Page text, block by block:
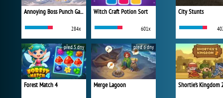
Annoying Boss Punch Game
284x
Witch Craft Potion Sort
601x
Forest Match 4
před 5 dny
Merge Lagoon
před 6 dny
City Stunts
Shortie's Kingdom